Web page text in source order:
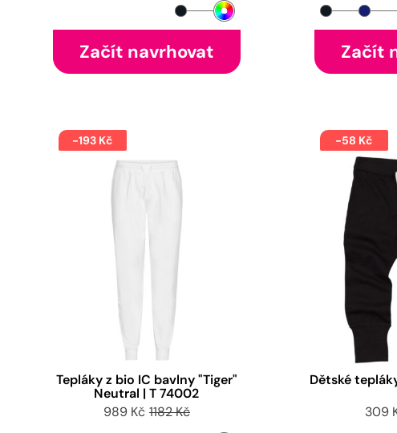
Začít navrhovat Začít
-193 Kč
Tepláky z bio IC bavlny "Tiger"
Neutral | T 74002
989 Kč 1182 Kč
-58 Kč
Dětské
309